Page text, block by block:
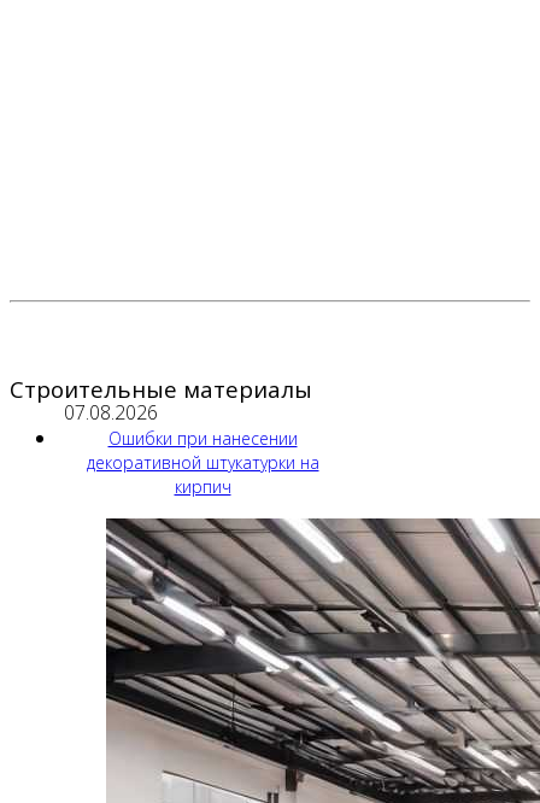
Строительные материалы
07.08.2026
Ошибки при нанесении
декоративной штукатурки на
кирпич